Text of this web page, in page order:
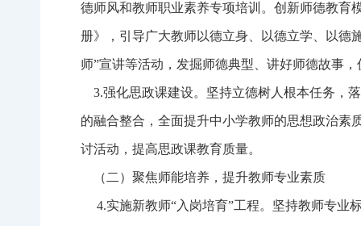
德师风和教师职业素养专项培训。创新师德教育
册》，引导广大教师以德立身、以德立学、以德
师”宣讲等活动，发掘师德典型、讲好师德故事
3.强化思政课建设。坚持立德树人根本任务，
的融合整合，全面提升中小学教师的思想政治素
讨活动，提高思政课教育质量。
（二）聚焦师能培养，提升教师专业素质
4.实施新教师“入岗培育”工程。坚持教师专业